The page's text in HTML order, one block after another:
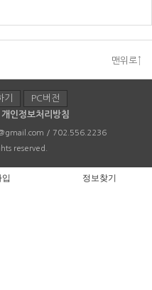
맨위로↑
기
PC버전
개인정보처리방침
/ 702.556.2236
reserved.
정보찾기